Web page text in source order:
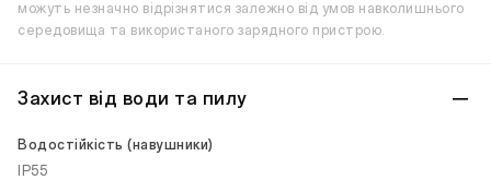
можуть незначно відрізнятися залежно від умов навколишнього
середовища та використаного зарядного пристрою.
Захист від води та пилу
Водостійкість (навушники)
IP55